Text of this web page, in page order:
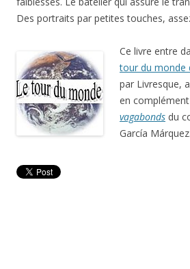
Des portraits par petites touches,
Ce livre entre
tour du monde
par Livresque,
en
vagabonds du
García Márquez.